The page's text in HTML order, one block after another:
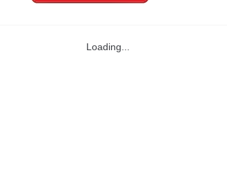
Loading...